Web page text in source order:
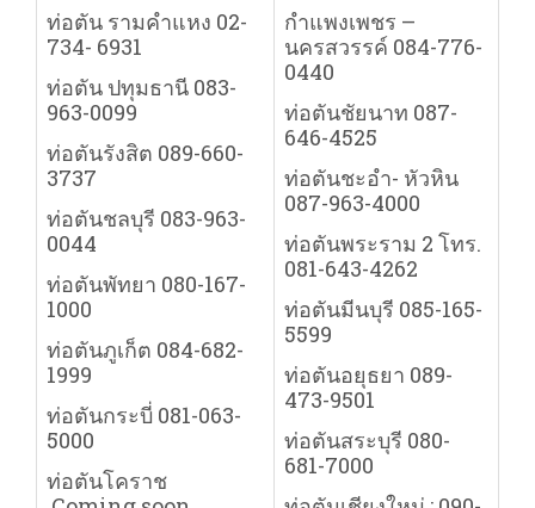
ท่อตัน รามคำแหง 02-
734- 6931
ท่อตัน ปทุมธานี 083-
963-0099
ท่อตันรังสิต 089-660-
3737
ท่อตันชลบุรี 083-963-
0044
ท่อตันพัทยา 080-167-
1000
ท่อตันภูเก็ต 084-682-
1999
ท่อตันกระบี่ 081-063-
5000
ท่อตันโคราช
กำแพงเพชร –
นครสวรรค์ 084-776-
0440
ท่อตันชัยนาท 087-
646-4525
ท่อตันชะอำ- หัวหิน
087-963-4000
ท่อตันพระราม 2 โทร.
081-643-4262
ท่อตันมีนบุรี 085-165-
5599
ท่อตันอยุธยา 089-
473-9501
ท่อตันสระบุรี 080-
681-7000